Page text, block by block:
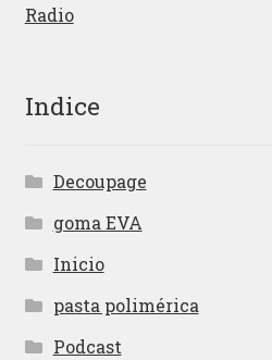
Radio
Indice
Decoupage
goma EVA
Inicio
pasta polimérica
Podcast